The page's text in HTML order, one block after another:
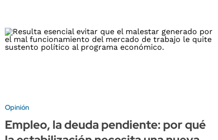
Opinión
Empleo, la deuda pendiente: por qué